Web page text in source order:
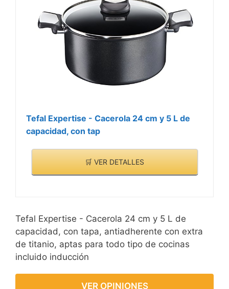
Tefal Expertise - Cacerola 24 cm y 5 L de
capacidad, con tap
🛒 VER DETALLES
Tefal Expertise - Cacerola 24 cm y 5 L de
capacidad, con tapa, antiadherente con extra
de titanio, aptas para todo tipo de cocinas
incluido inducción
VER OPINIONES